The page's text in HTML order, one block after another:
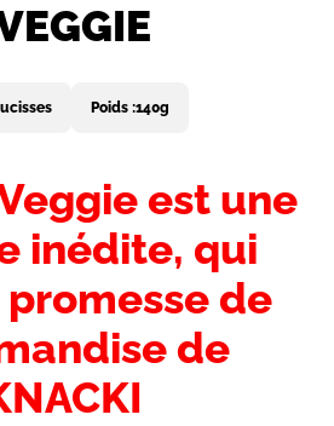
Poids :140g
est une
inédite, qui
de
de